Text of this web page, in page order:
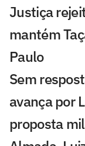
Justiça
mantém
Paulo
Sem
avança por
proposta